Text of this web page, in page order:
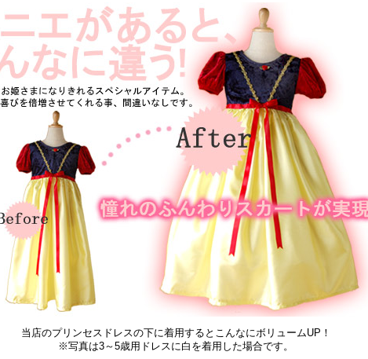
当店のプリンセスドレスの下に着用するとこんなにボリュームUP！
※写真は3～5歳用ドレスに白を着用した場合です。